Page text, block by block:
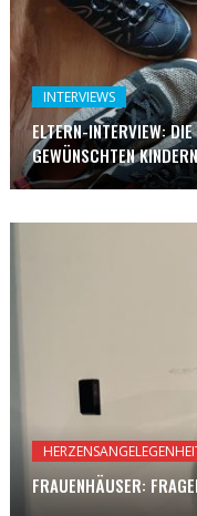
INTERVIEWS
ELTERN-INTERVIEW:
GEWÜNSCHTEN
FRAUENHÄUSER: